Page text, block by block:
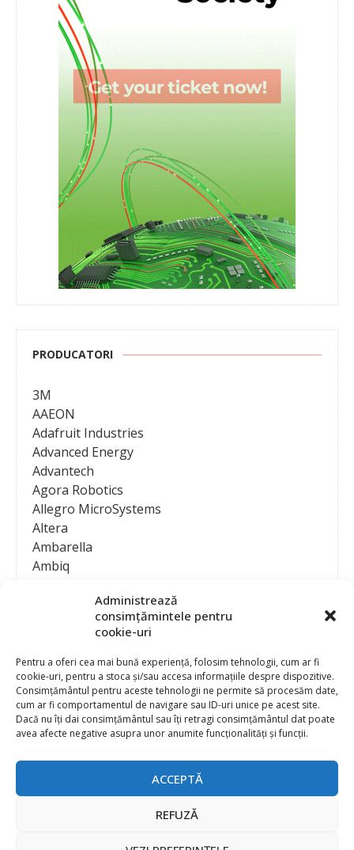
Administrează
consimțămintele pentru
cookie-uri
Pentru a oferi cea mai bună experiență, folosim tehnologii, cum ar fi
cookie-uri, pentru a stoca și/sau accesa informațiile despre dispozitive.
Consimțământul pentru aceste tehnologii ne permite să procesăm date,
cum ar fi comportamentul de navigare sau ID-uri unice pe acest site.
Dacă nu îți dai consimțământul sau îți retragi consimțământul dat poate
avea afecte negative asupra unor anumite funcționalități și funcții.
ACCEPTĂ
REFUZĂ
PRODUCATORI
3M
AAEON
Adafruit Industries
Advanced Energy
Advantech
Agora Robotics
Allegro MicroSystems
Altera
Ambarella
Ambiq
Analog Devices
Anritsu Corporation
Ansys
APS
Arduino
Arm
Asentics
ATEN International
Contact
Publicitate
Abonament la revista “Electronica Azi”